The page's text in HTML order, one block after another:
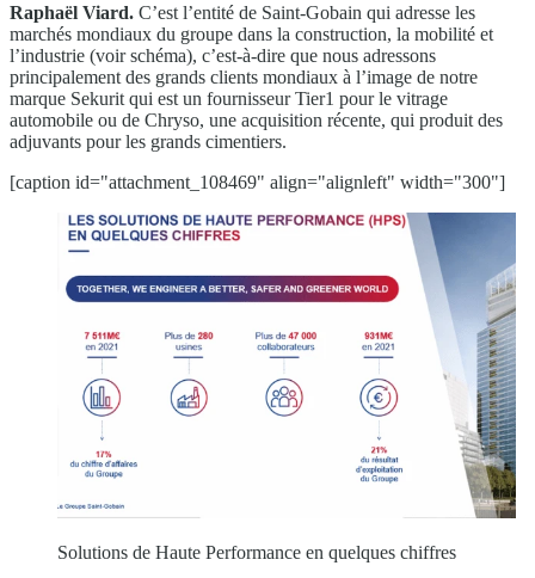
Raphaël Viard. C’est l’entité de Saint-Gobain qui adresse les
marchés mondiaux du groupe dans la construction, la mobilité et
l’industrie (voir schéma), c’est-à-dire que nous adressons
principalement des grands clients mondiaux à l’image de notre
marque Sekurit qui est un fournisseur Tier1 pour le vitrage
automobile ou de Chryso, une acquisition récente, qui produit des
adjuvants pour les grands cimentiers.
[caption id="attachment_108469" align="alignleft" width="300"]
Solutions de Haute Performance en quelques chiffres